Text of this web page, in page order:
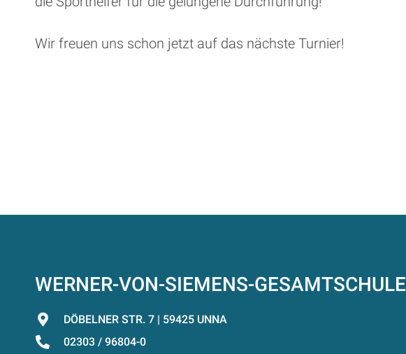
Wir freuen uns schon jetzt auf das nächste Turnier!
WERNER-VON-SIEMENS-GESAMTSCHULE
DÖBELNER STR. 7 | 59425 UNNA
02303 / 96804-0